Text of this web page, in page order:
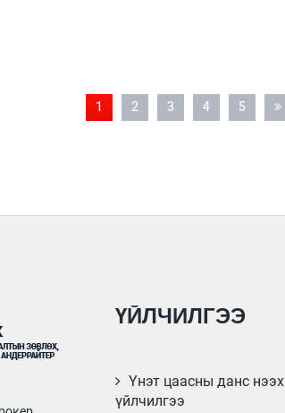
1 2 3 4 5
ҮЙЛЧИЛГЭЭ
Үнэт цаасны данс нээх
үйлчилгээ